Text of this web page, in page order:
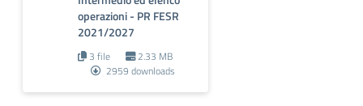
operazioni - PR FESR
2021/2027
3 file
2.33 MB
2959 downloads